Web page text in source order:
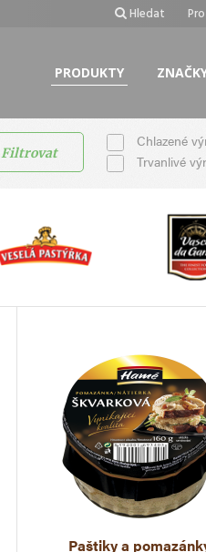
PRODUKTY
Hledat
Filtrovat
Chlazené
Trvanlivé
Paštiky a